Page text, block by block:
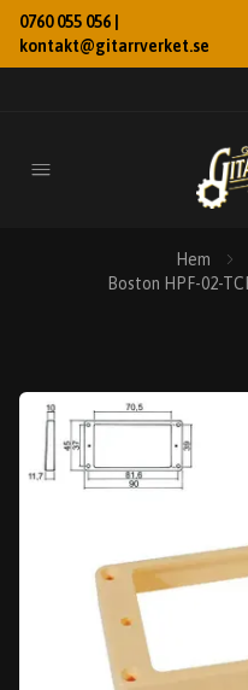
0760 055 056 |
kontakt@gitarrverket.se
Hem
Boston HPF-02-